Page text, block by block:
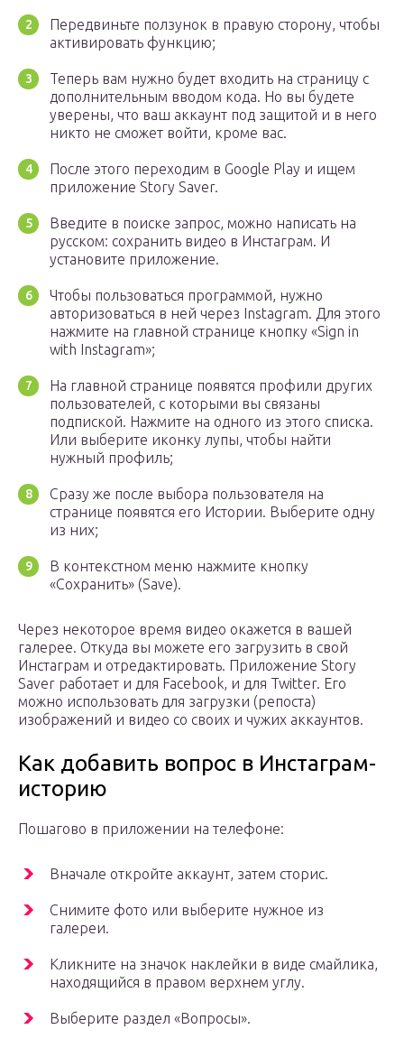
Передвиньте ползунок в правую сторону, чтобы
активировать функцию;
Теперь вам нужно будет входить на страницу с
дополнительным вводом кода. Но вы будете
уверены, что ваш аккаунт под защитой и в него
никто не сможет войти, кроме вас.
После этого переходим в Google Play и ищем
приложение Story Saver.
Введите в поиске запрос, можно написать на
русском: сохранить видео в Инстаграм. И
установите приложение.
Чтобы пользоваться программой, нужно
авторизоваться в ней через Instagram. Для этого
нажмите на главной странице кнопку «Sign in
with Instagram»;
На главной странице появятся профили других
пользователей, с которыми вы связаны
подпиской. Нажмите на одного из этого списка.
Или выберите иконку лупы, чтобы найти
нужный профиль;
Сразу же после выбора пользователя на
странице появятся его Истории. Выберите одну
из них;
В контекстном меню нажмите кнопку
«Сохранить» (Save).
Через некоторое время видео окажется в вашей
галерее. Откуда вы можете его загрузить в свой
Инстаграм и отредактировать. Приложение Story
Saver работает и для Facebook, и для Twitter. Его
можно использовать для загрузки (репоста)
изображений и видео со своих и чужих аккаунтов.
Как добавить вопрос в Инстаграм-
историю
Пошагово в приложении на телефоне:
Вначале откройте аккаунт, затем сторис.
Снимите фото или выберите нужное из
галереи.
Кликните на значок наклейки в виде смайлика,
находящийся в правом верхнем углу.
Выберите раздел «Вопросы».